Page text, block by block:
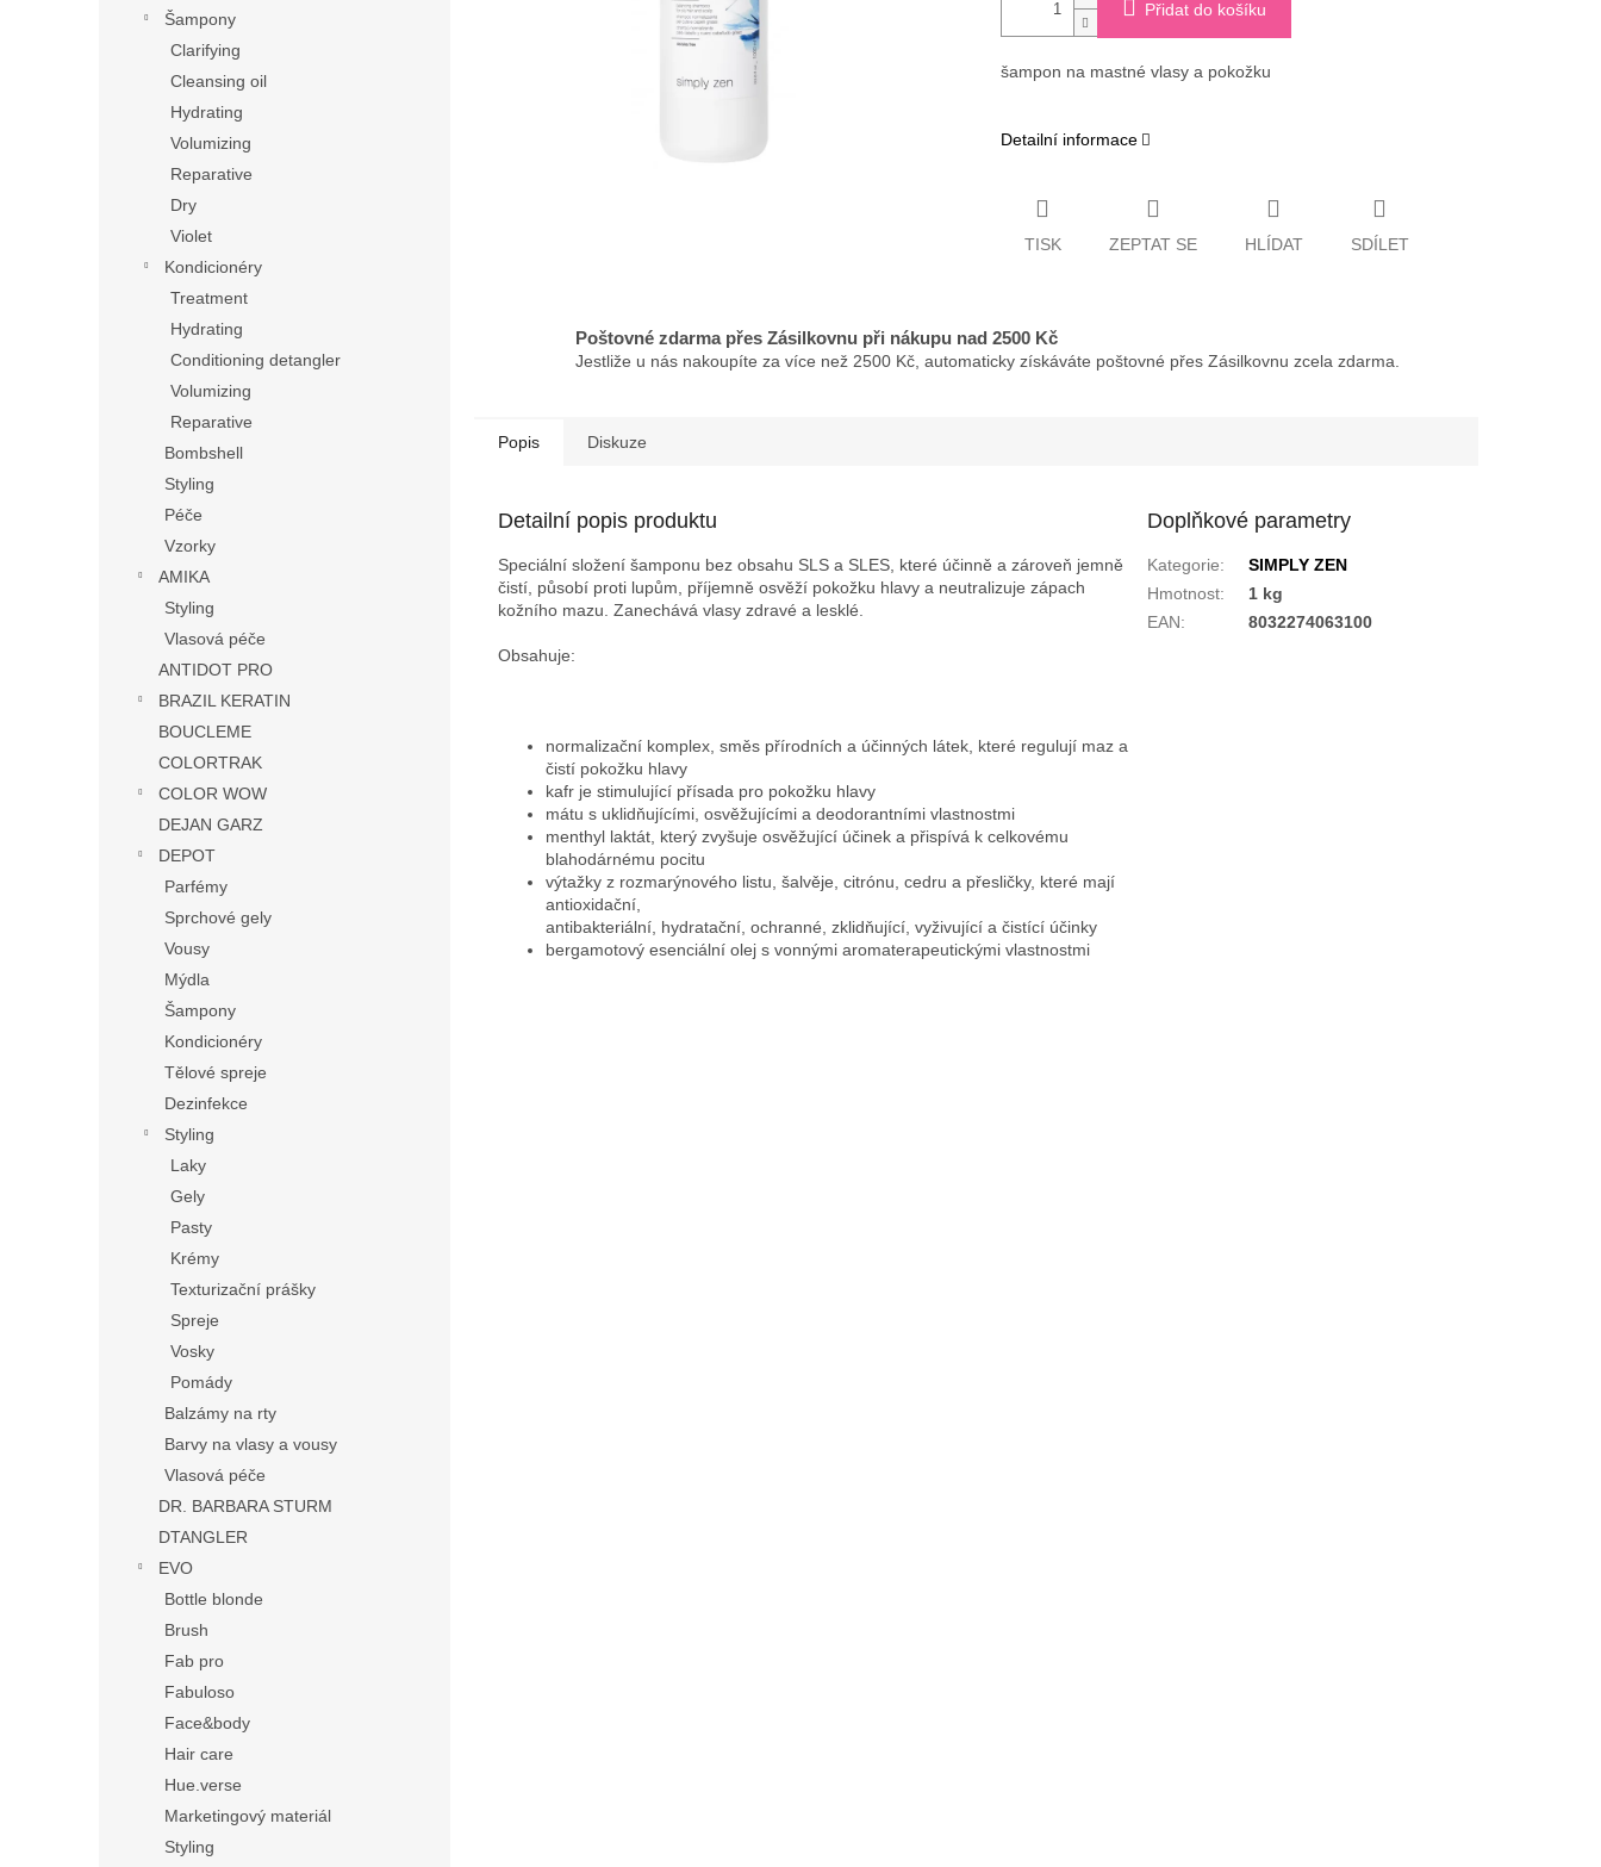
Šampony
Clarifying
Cleansing oil
Hydrating
Volumizing
Reparative
Dry
Violet
Kondicionéry
Treatment
Hydrating
Conditioning detangler
Volumizing
Reparative
Bombshell
Styling
Péče
Vzorky
AMIKA
Styling
Vlasová péče
ANTIDOT PRO
BRAZIL KERATIN
BOUCLEME
COLORTRAK
COLOR WOW
DEJAN GARZ
DEPOT
Parfémy
Sprchové gely
Vousy
Mýdla
Šampony
Kondicionéry
Tělové spreje
Dezinfekce
Styling
Laky
Gely
Pasty
Krémy
Texturizační prášky
Spreje
Vosky
Pomády
Balzámy na rty
Barvy na vlasy a vousy
Vlasová péče
DR. BARBARA STURM
DTANGLER
EVO
Bottle blonde
Brush
Fab pro
Fabuloso
Face&body
Hair care
Hue.verse
Marketingový materiál
Styling
Přidat do košíku
šampon na mastné vlasy a pokožku
Detailní informace
TISK ZEPTAT SE HLÍDAT SDÍLET
Poštovné zdarma přes Zásilkovnu při nákupu nad 2500 Kč
Jestliže u nás nakoupíte za více než 2500 Kč, automaticky získáváte poštovné přes Zásilkovnu zcela zdarma.
Popis Diskuze
Detailní popis produktu
Speciální složení šamponu bez obsahu SLS a SLES, které účinně a zároveň jemně
čistí, působí proti lupům , příjemně osvěží pokožku hlavy a neutralizuje zápach
kožního mazu. Zanechává vlasy zdravé a lesklé.
Obsahuje:
normalizační komplex, směs přírodních a účinných látek, které regulují maz a
čistí pokožku hlavy
kafr je stimulující přísada pro pokožku hlavy
mátu s uklidňujícími, osvěžujícími a deodorantními vlastnostmi
menthyl laktát , který zvyšuje osvěžující účinek a přispívá k celkovému
blahodárnému pocitu
výtažky z rozmarýnového listu, šalvěje, citrónu, cedru a přesličky, které mají
antioxidační,
antibakteriální, hydratační, ochranné, zklidňující, vyživující a čistící účinky
bergamotový esenciální olej s vonnými aromaterapeutickými vlastnostmi
Doplňkové parametry
Kategorie:
SIMPLY ZEN
Hmotnost:
1 kg
EAN: 8032274063100